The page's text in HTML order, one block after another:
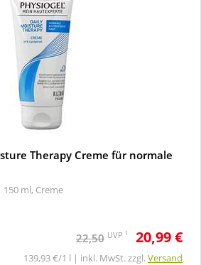
Therapy Creme für normale
150 ml, Creme
22,50 UVP 1 20,99 €
139,93 €/1 l | inkl. MwSt. zzgl.Versand